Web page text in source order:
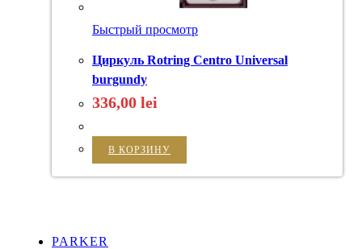
Быстрый просмотр
Циркуль Rotring Centro Universal
burgundy
336,00 lei
В КОРЗИНУ
PARKER